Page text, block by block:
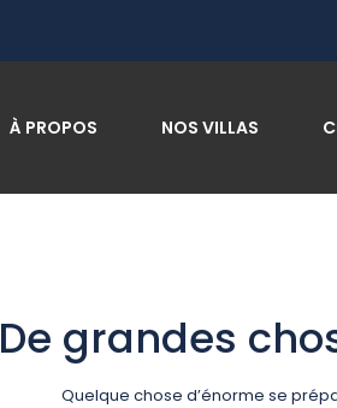
À PROPOS NOS VILLAS
De grandes
Quelque chose d’énorme se